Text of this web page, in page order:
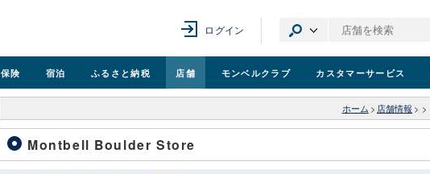
ログイン
保険 宿泊 ふるさと納税 店舗 モンベルクラブ カスタマーサービス
ホーム > 店舗情報 > >
Montbell Boulder Store